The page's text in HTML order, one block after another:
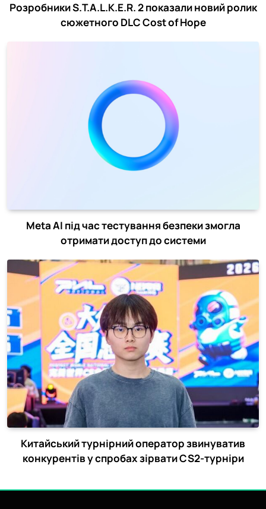
Розробники S.T.A.L.K.E.R. 2 показали новий ролик
сюжетного DLC Cost of Hope
Meta AI під час тестування безпеки змогла
отримати доступ до системи
Китайський турнірний оператор звинуватив
конкурентів у спробах зірвати CS2-турніри